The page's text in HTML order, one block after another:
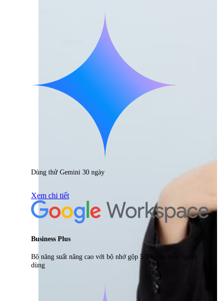
Dùng thử Gemini 30 ngày
Xem chi tiết
Business Plus
Bộ năng suất nâng cao với bộ nhớ gộp 5 TB cho mỗi người
dùng